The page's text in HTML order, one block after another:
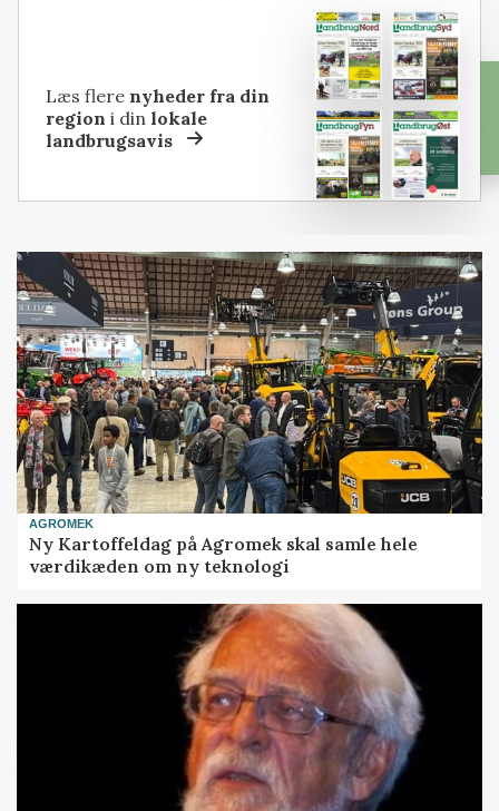
Læs flere nyheder fra din
region i dinlokale
landbrugsavis
AGROMEK
Ny Kartoffeldag på Agromek skal samle hele
værdikæden om ny teknologi